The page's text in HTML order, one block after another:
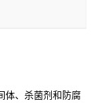
体、杀菌剂和防腐